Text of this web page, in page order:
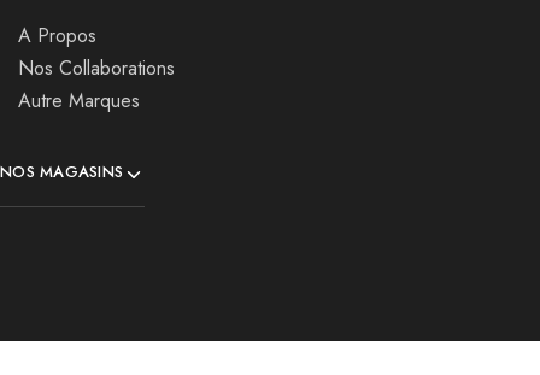
A Propos
Nos Collaborations
Autre Marques
NOS MAGASINS